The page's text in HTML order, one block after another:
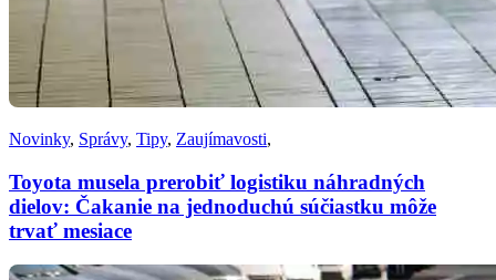
Novinky, Správy, Tipy, Zaujímavosti,
Toyota musela prerobiť logistiku náhradných
dielov: Čakanie na jednoduchú súčiastku môže
trvať mesiace